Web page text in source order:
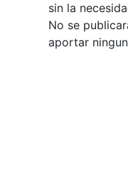
sin la
No se
aportar